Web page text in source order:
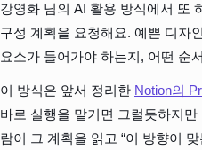
강영화 님의 AI 활용 방식에서 또
구성 계획을 요청해요. 예쁜 디자
요소가 들어가야 하는지, 어떤 순
이 방식은 앞서 정리한 Notion의
바로 실행을 맡기면 그럴듯하지
람이 그 계획을 읽고 “이 방향이